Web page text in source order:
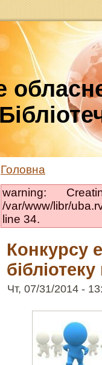
Головна
warning:
/var/www/libr/
line 34.
Конкурсу
Чт, 07/31/2014 -